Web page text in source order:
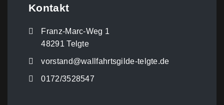
Kontakt
Franz-Marc-Weg 1
48291 Telgte
vorstand@wallfahrtsgilde-telgte.de
0172/3528547